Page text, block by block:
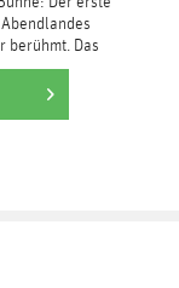
berühmt. Das